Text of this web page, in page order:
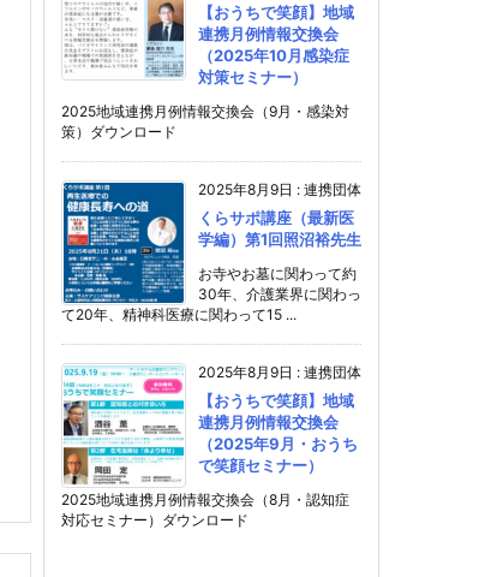
【おうちで笑顔】地域
連携月例情報交換会
（2025年10月感染症
対策セミナー）
2025地域連携月例情報交換会（9月・感染対
策）ダウンロード
2025年8月9日 : 連携団体
くらサポ講座（最新医
学編）第1回照沼裕先生
お寺やお墓に関わって約
30年、介護業界に関わっ
て20年、精神科医療に関わって15 ...
2025年8月9日 : 連携団体
【おうちで笑顔】地域
連携月例情報交換会
（2025年9月・おうち
で笑顔セミナー）
2025地域連携月例情報交換会（8月・認知症
対応セミナー）ダウンロード